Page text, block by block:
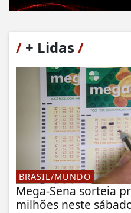
/ + Lidas /
BRASIL/MUNDO
Mega-Sena sorteia
milhões neste